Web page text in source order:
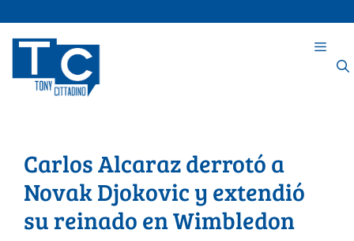
Carlos Alcaraz derrotó a
Novak Djokovic y extendió
su reinado en Wimbledon